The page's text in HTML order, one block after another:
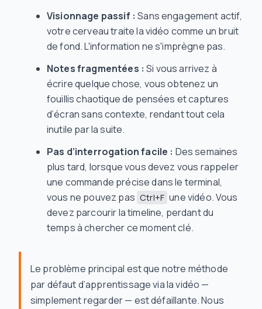
Visionnage passif : Sans engagement actif,
votre cerveau traite la vidéo comme un bruit
de fond. L'information ne s'imprègne pas.
Notes fragmentées : Si vous arrivez à
écrire quelque chose, vous obtenez un
fouillis chaotique de pensées et captures
d’écran sans contexte, rendant tout cela
inutile par la suite.
Pas d’interrogation facile : Des semaines
plus tard, lorsque vous devez vous rappeler
une commande précise dans le terminal,
vous ne pouvez pas Ctrl+F une vidéo. Vous
devez parcourir la timeline, perdant du
temps à chercher ce moment clé.
Le problème principal est que notre méthode
par défaut d’apprentissage via la vidéo —
simplement regarder — est défaillante. Nous